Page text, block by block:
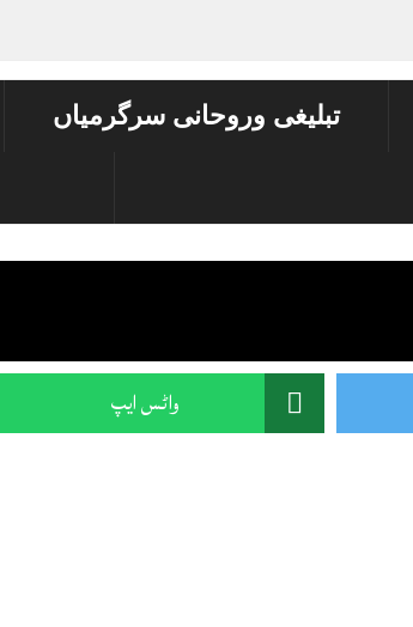
تبلیغی وروحانی سرگرمیاں
واٹس ایپ